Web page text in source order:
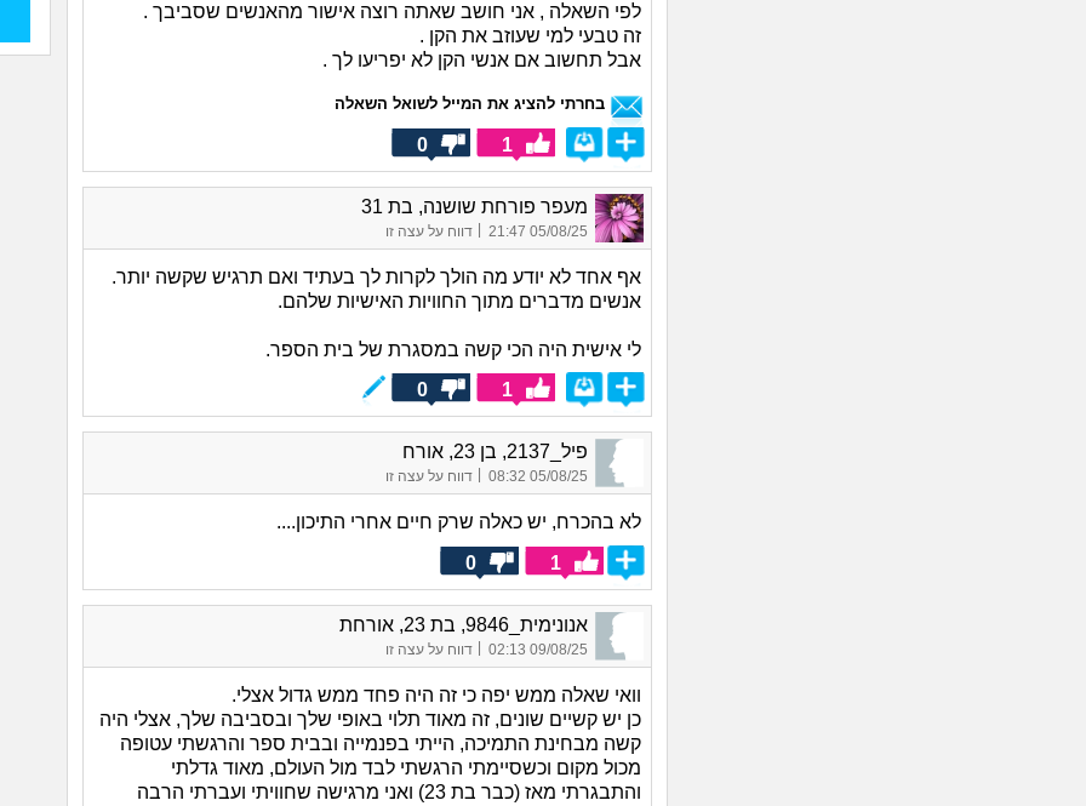
לפי השאלה , אני חושב שאתה רוצה אישור מהאנשים שסביבך .
זה טבעי למי שעוזב את הקן .
אבל תחשוב אם אנשי הקן לא יפריעו לך .
בחרתי להציג את המייל לשואל השאלה
1
0
מעפר פורחת שושנה, בת 31
05/08/25 21:47 דווח על עצה זו
אף אחד לא יודע מה הולך לקרות לך בעתיד ואם תרגיש שקשה יותר.
אנשים מדברים מתוך החוויות האישיות שלהם.
לי אישית היה הכי קשה במסגרת של בית הספר.
1
0
פיל_2137, בן 23, אורח
05/08/25 08:32 דווח על עצה זו
לא בהכרח, יש כאלה שרק חיים אחרי התיכון....
1
0
אנונימית_9846, בת 23, אורחת
09/08/25 02:13
| דווח על עצה זו
וואי שאלה ממש יפה כי זה היה פחד ממש גדול אצלי.
כן יש קשיים שונים, זה מאוד תלוי באופי שלך ובסביבה שלך, אצלי היה
קשה מבחינת התמיכה, הייתי בפנמייה ובבית ספר והרגשתי עטופה
מכול מקום וכשסיימתי הרגשתי לבד מול העולם, מאוד גדלתי
והתבגרתי מאז (כבר בת 23) ואני מרגישה שחוויתי ועברתי הרבה